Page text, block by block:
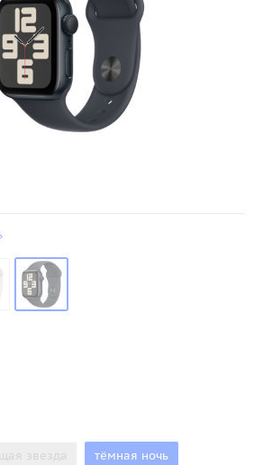
звезда тёмная ночь